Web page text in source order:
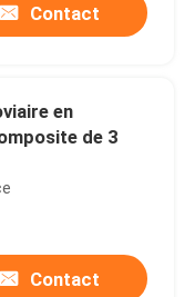
Contact
en
de 3
Contact